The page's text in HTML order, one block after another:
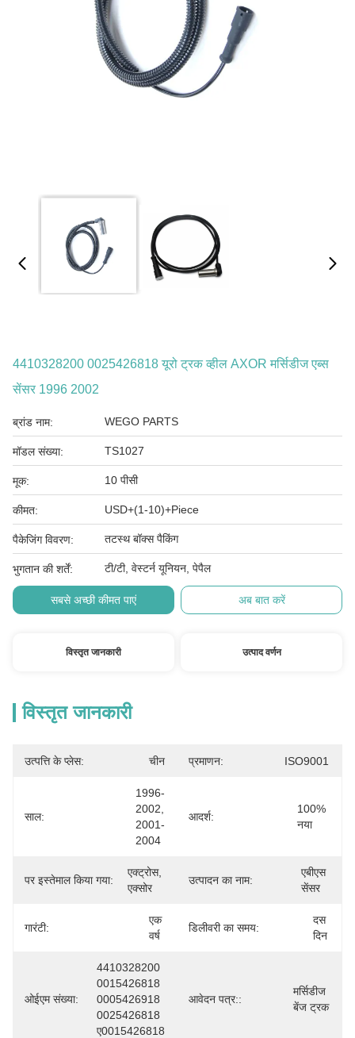
4410328200 0025426818 यूरो ट्रक व्हील AXOR मर्सिडीज एब्स
सेंसर 1996 2002
ब्रांड नाम: WEGO PARTS
मॉडल संख्या: TS1027
मूक: 10 पीसी
कीमत: USD+(1-10)+Piece
पैकेजिंग विवरण: तटस्थ बॉक्स पैकिंग
भुगतान की शर्तें: टी/टी, वेस्टर्न यूनियन, पेपैल
सबसे अच्छी कीमत पाएं अब बात करें
विस्तृत जानकारी उत्पाद वर्णन
विस्तृत जानकारी
उत्पत्ति के प्लेस: चीन प्रमाणन: ISO9001
साल:
1996-
2002,
2001-
2004
आदर्श:
100%
नया
पर इस्तेमाल किया गया:
एक्ट्रोस,
एक्सोर
उत्पादन का नाम:
एबीएस
सेंसर
गारंटी:
एक
वर्ष
डिलीवरी का समय:
दस
दिन
ओईएम संख्या:
4410328200
0015426818
0005426918
0025426818
ए0015426818
आवेदन पत्र::
मर्सिडीज
बेंज ट्रक